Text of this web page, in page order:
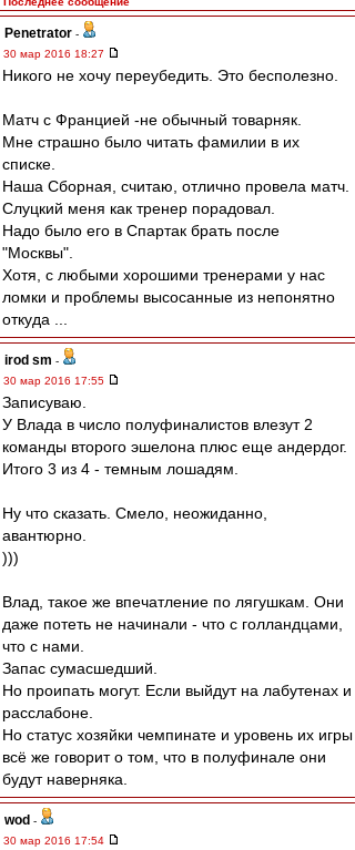
Penetrator -
30 мар 2016 18:27
Никого не хочу переубедить. Это бесполезно.
Матч с Францией -не обычный товарняк.
Мне страшно было читать фамилии в их
списке.
Наша Сборная, считаю, отлично провела матч.
Слуцкий меня как тренер порадовал.
Надо было его в Спартак брать после
"Москвы".
Хотя, с любыми хорошими тренерами у нас
ломки и проблемы высосанные из непонятно
откуда ...
irod sm -
30 мар 2016 17:55
Записуваю.
У Влада в число полуфиналистов влезут 2
команды второго эшелона плюс еще андердог.
Итого 3 из 4 - темным лошадям.
Ну что сказать. Смело, неожиданно,
авантюрно.
)))
Влад, такое же впечатление по лягушкам. Они
даже потеть не начинали - что с голландцами,
что с нами.
Запас сумасшедший.
Но проипать могут. Если выйдут на лабутенах и
расслабоне.
Но статус хозяйки чемпинате и уровень их игры
всё же говорит о том, что в полуфинале они
будут наверняка.
wod -
30 мар 2016 17:54